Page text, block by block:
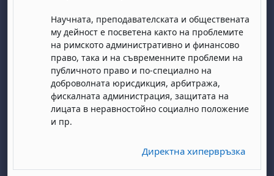
Научната, преподавателската и обществената
му дейност е посветена както на проблемите
на римското административно и финансово
право, така и на съвременните проблеми на
публичното право и по-специално на
доброволната юрисдикция, арбитража,
фискалната администрация, защитата на
лицата в неравностойно социално положение
и пр.
Директна хипервръзка